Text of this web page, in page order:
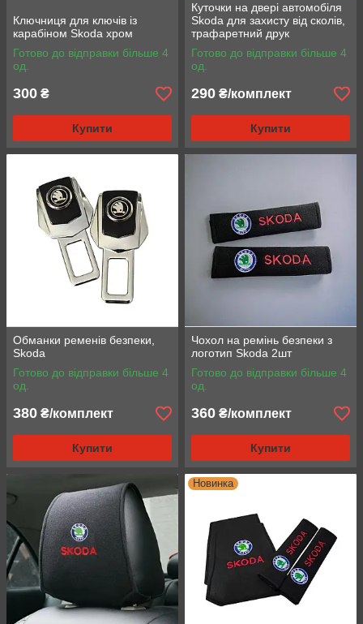
Ключниця для ключів із
карабіном Skoda хром
Готово до відправки більше 4
од.
300 ₴
Купити
Куточки на двері автомобіля
Skoda для захисту від сколів,
трафаретний друк
Готово до відправки більше 4
од.
290 ₴/комплект
Купити
Обманки ременів безпеки,
Skoda
Готово до відправки більше 4
од.
380 ₴/комплект
Купити
Чохол на ремінь безпеки з
логотип Skoda 2шт
Готово до відправки більше 4
од.
360 ₴/комплект
Купити
Новинка